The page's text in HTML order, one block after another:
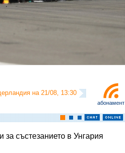
абонамент
на 21/08, 13:30
за състезанието в Унгария